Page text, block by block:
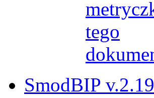
SmodBIP v.2.19